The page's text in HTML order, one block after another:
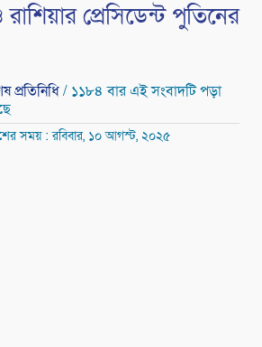
প্রেসিডেন্ট পুতিনের
প্রতিনিধি/ ১১৮৪ বার এই সংবাদটি পড়া
সময় : রবিবার, ১০ আগস্ট, ২০২৫